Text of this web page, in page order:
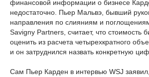
финансовой информации о бизнесе
недостаточно. Пьер Мальвэ, бывший
направления по слияниям и
Savigny Partners, считает, что стоимость
оценить из расчета четырехкратного
и он затруднился назвать конкретную
Сам Пьер Карден в интервью WSJ